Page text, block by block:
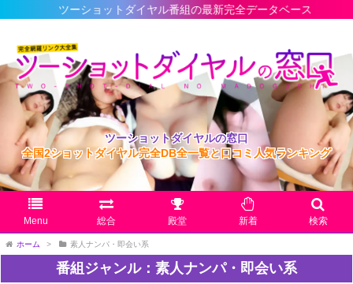
ーショットダイヤル番組の最新完全データベース
ツーショットダイヤルの窓口
全国2ショットダイヤル完全DB全一覧と口コミ人気ランキング
Menu 総合 殿堂 新着 検索
ホーム > 素人ナンパ・即会い系
番組ジャンル：素人ナンパ・即会い系